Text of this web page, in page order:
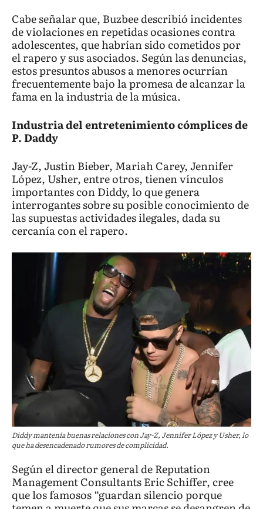
Cabe señalar que, Buzbee describió incidentes
de violaciones en repetidas ocasiones contra
adolescentes, que habrían sido cometidos por
el rapero y sus asociados. Según las denuncias,
estos presuntos abusos a menores ocurrían
frecuentemente bajo la promesa de alcanzar la
fama en la industria de la música.
Industria del entretenimiento cómplices de
P. Daddy
Jay-Z, Justin Bieber, Mariah Carey, Jennifer
López, Usher, entre otros, tienen vínculos
importantes con Diddy, lo que genera
interrogantes sobre su posible conocimiento de
las supuestas actividades ilegales, dada su
cercanía con el rapero.
Diddy mantenía buenas relaciones con Jay-Z, Jennifer López y Usher, lo
que ha desencadenado rumores de complicidad.
Según el director general de Reputation
Management Consultants Eric Schiffer, cree
que los famosos “guardan silencio porque